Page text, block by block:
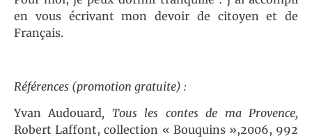
en vous écrivant mon devoir de citoyen et de
Français.
Références (promotion gratuite) :
Yvan Audouard, Tous les contes de ma Provence,
Robert Laffont, collection « Bouquins »,2006, 992